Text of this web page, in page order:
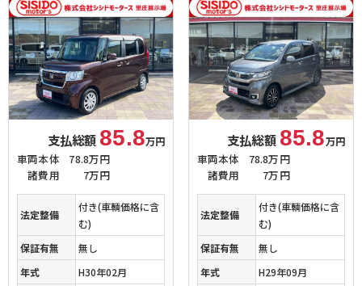
支払総額 85.8万円
車両本体
78.8万円
諸費用
7万円
法定整備
付き(車輌価格に含
む)
保証有無
無し
年式
H30年02月
支払総額 85.8万円
車両本体
78.8万円
諸費用
7万円
法定整備
付き(車輌価格に含
む)
保証有無
無し
年式
H29年09月